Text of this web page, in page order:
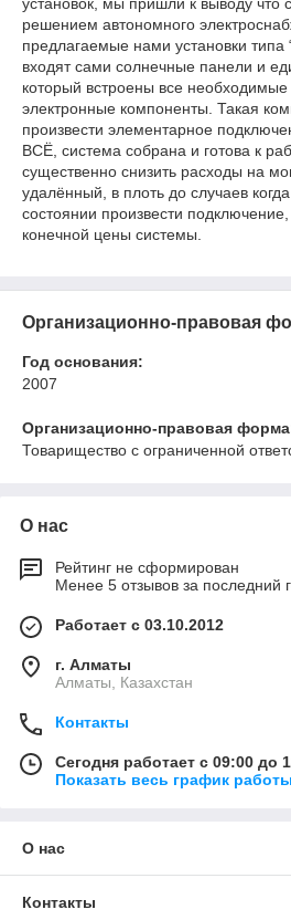
решением автономного
предлагаемые нами установки типа
входят сами солнечные панели и
который встроены все
электронные компоненты. Такая
произвести элементарное
ВСЁ, система собрана и готова к
существенно снизить расходы на
удалённый, в плоть до случаев
состоянии произвести
конечной цены системы.
Организационно-правовая
Год основания:
2007
Организационно-правовая
Товарищество с ограниченной
О нас
Рейтинг не сформирован
Менее 5 отзывов за последний
Работает с 03.10.2012
г. Алматы
Алматы, Казахстан
Контакты
Сегодня работает с 09:00 до
Показать весь график работы
О нас
Контакты